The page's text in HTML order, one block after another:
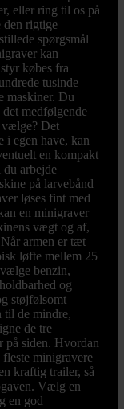
eller ring til os på
rigtige
spørgsmål
kan
købes fra
tusinde
maskiner. Du
medfølgende
Det
i egen have, kan
en kompakt
arbejde
på larvebånd
løses fint med
en minigraver
vægt og af,
armen er tæt
løfte mellem 25
benzin,
og
støjfølsomt
til de mindre,
de tre
på siden. Hvordan
minigravere
kraftig trailer, så
Vælg en
en god